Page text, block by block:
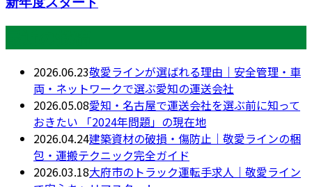
2026.06.23敬愛ラインが選ばれる理由｜安全管理・車
両・ネットワークで選ぶ愛知の運送会社
2026.05.08愛知・名古屋で運送会社を選ぶ前に知って
おきたい 「2024年問題」の現在地
2026.04.24建築資材の破損・傷防止｜敬愛ラインの梱
包・運搬テクニック完全ガイド
2026.03.18大府市のトラック運転手求人｜敬愛ライン